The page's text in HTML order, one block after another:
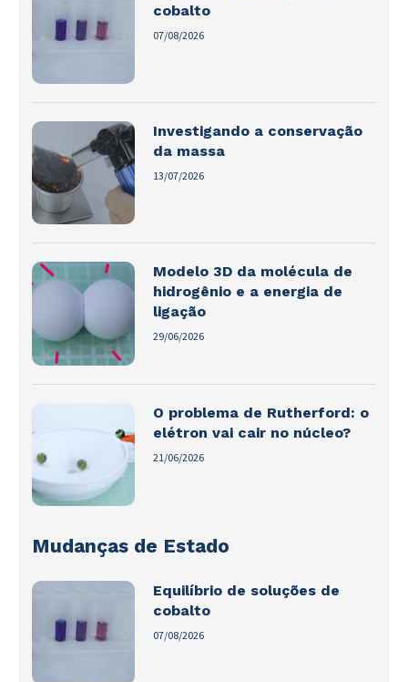
cobalto
07/08/2026
Investigando a conservação
da massa
13/07/2026
Modelo 3D da molécula de
hidrogênio e a energia de
ligação
29/06/2026
O problema de Rutherford: o
elétron vai cair no núcleo?
21/06/2026
Mudanças de Estado
Equilíbrio de soluções de
cobalto
07/08/2026